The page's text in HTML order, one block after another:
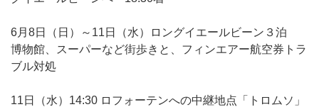
6月8日（日）～11日（水）ロングイエールビーン３泊
博物館、スーパーなど街歩きと、フィンエアー航空券トラ
ブル対処
11日（水）14:30 ロフォーテンへの中継地点「トロムソ」